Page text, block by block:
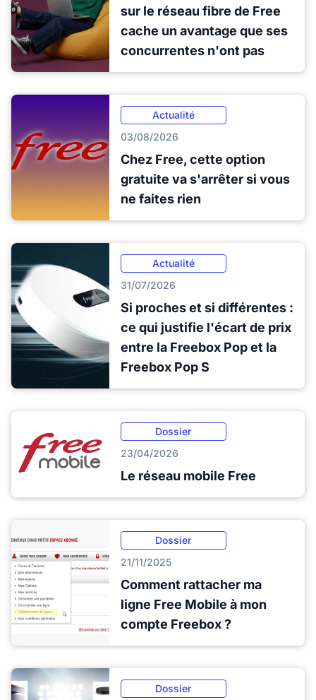
sur le réseau fibre de Free
cache un avantage que ses
concurrentes n'ont pas
Actualité
03/08/2026
Chez Free, cette option
gratuite va s'arrêter si vous
ne faites rien
Actualité
31/07/2026
Si proches et si différentes :
ce qui justifie l'écart de prix
entre la Freebox Pop et la
Freebox Pop S
Dossier
23/04/2026
Le réseau mobile Free
Dossier
21/11/2025
Comment rattacher ma
ligne Free Mobile à mon
compte Freebox ?
Dossier